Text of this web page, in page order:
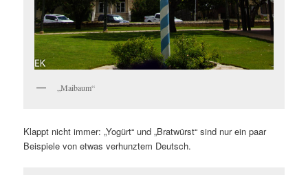
„Maibaum“
Klappt nicht immer: „Yogürt“ und „Bratwürst“ sind nur ein paar
Beispiele von etwas verhunztem Deutsch.